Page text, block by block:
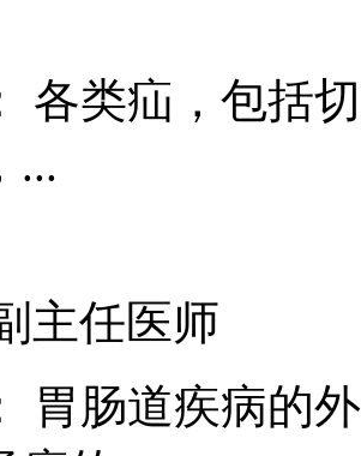
各类疝，包括
...
主任医师
胃肠道疾病的